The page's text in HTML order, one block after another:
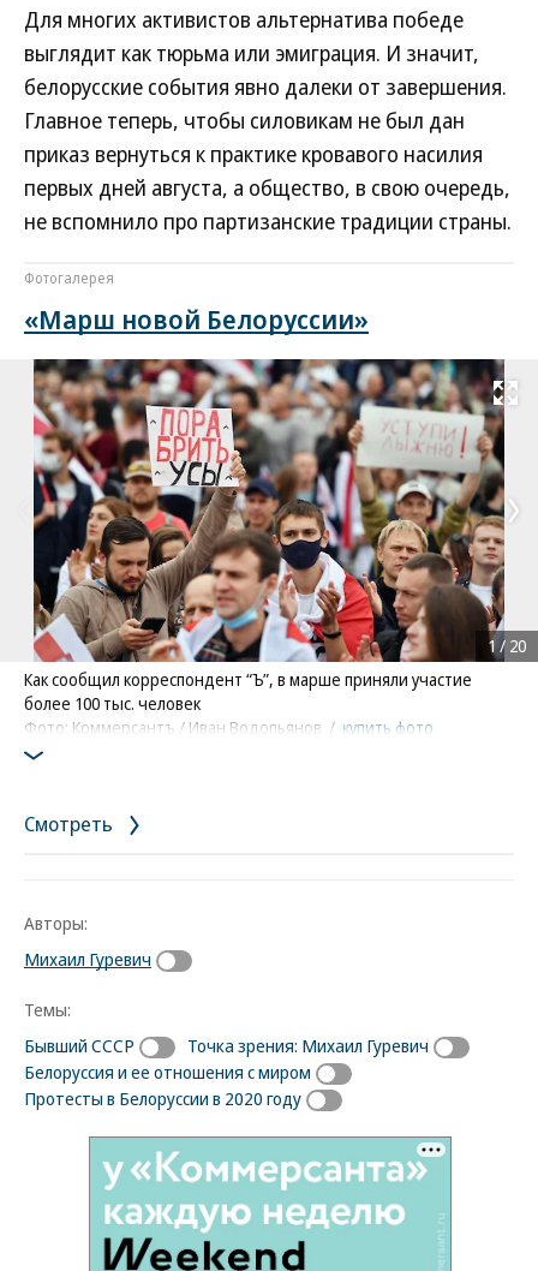
Для многих активистов альтернатива победе
выглядит как тюрьма или эмиграция. И значит,
белорусские события явно далеки от завершения.
Главное теперь, чтобы силовикам не был дан
приказ вернуться к практике кровавого насилия
первых дней августа, а общество, в свою очередь,
не вспомнило про партизанские традиции страны.
Фотогалерея
«Марш новой Белоруссии»
Развернуть
Как сообщил корреспондент “Ъ”, в марше приняли участие
более 100 тыс. человек
Фото: Коммерсантъ / Иван Водопьянов / купить фото
1/ 20
Смотреть
Авторы:
Михаил Гуревич
Темы:
Бывший СССР
Точка зрения: Михаил Гуревич
Белоруссия и ее отношения с миром
Протесты в Белоруссии в 2020 году